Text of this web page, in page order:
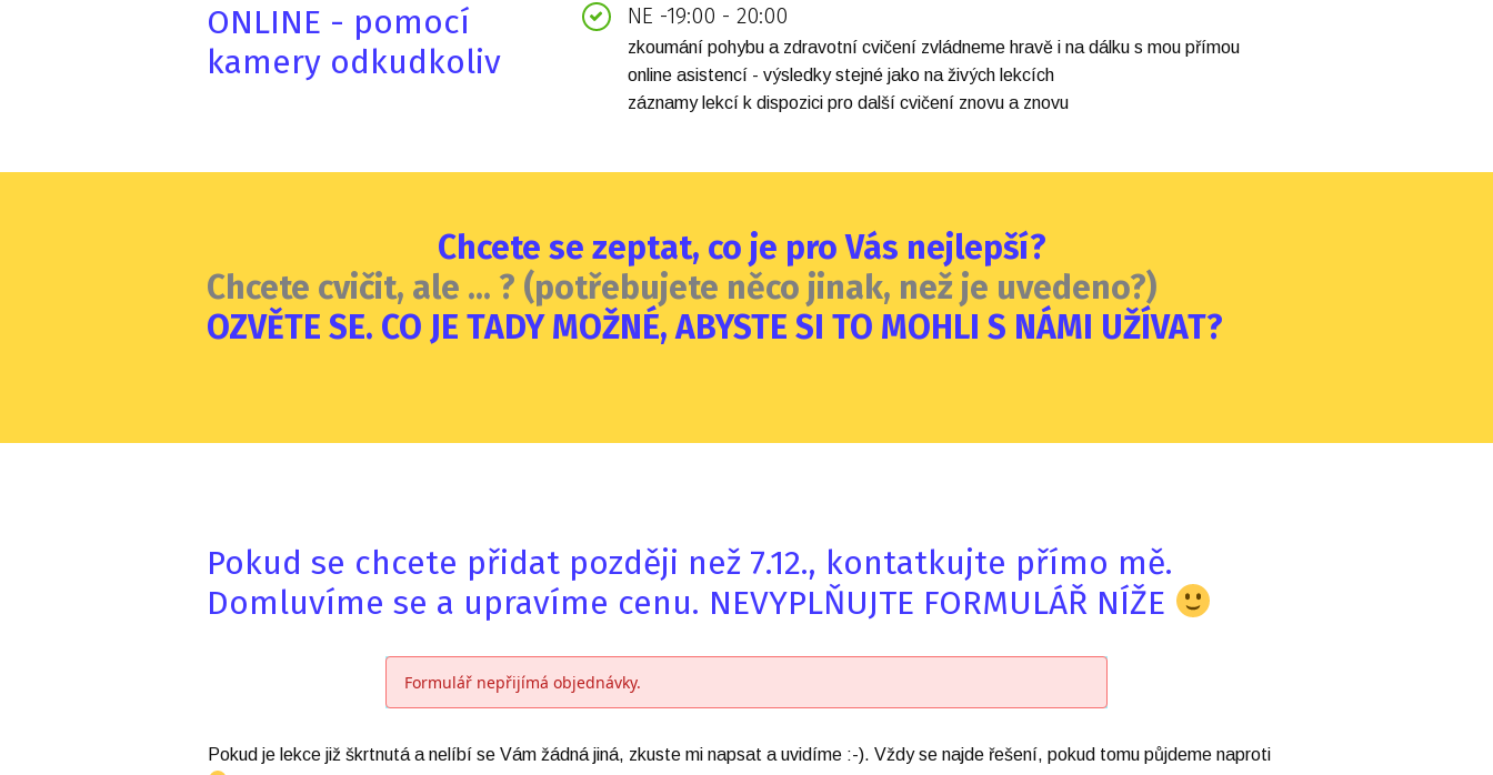
ONLINE - pomocí
kamery odkudkoliv
NE -19:00 - 20:00
zkoumání pohybu a zdravotní cvičení zvládneme hravě i na dálku s mou přímou
online asistencí - výsledky stejné jako na živých lekcích
záznamy lekcí k dispozici pro další cvičení znovu a znovu
Chcete se zeptat, co je pro Vás nejlepší?
Chcete cvičit, ale ... ? (potřebujete něco jinak, než je uvedeno?)
OZVĚTE SE. CO JE TADY MOŽNÉ, ABYSTE SI TO MOHLI S NÁMI UŽÍVAT?
Pokud se chcete přidat později než 7.12., kontatkujte přímo mě.
Domluvíme se a upravíme cenu. NEVYPLŇUJTE FORMULÁŘ NÍŽE
Formulář nepřijímá objednávky.
Pokud je lekce již škrtnutá a nelíbí se Vám žádná jiná, zkuste mi napsat a uvidíme :-). Vždy se najde řešení, pokud tomu půjdeme naproti